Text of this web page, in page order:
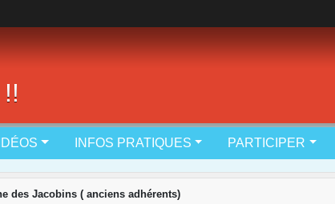
INFOS PRATIQUES PARTICIPER
des Jacobins ( anciens adhérents)